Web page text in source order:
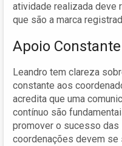
atividade realizada deve
que são a marca
Apoio
Leandro tem clareza
constante aos
acredita que uma
contínuo são
promover o sucesso
coordenações devem